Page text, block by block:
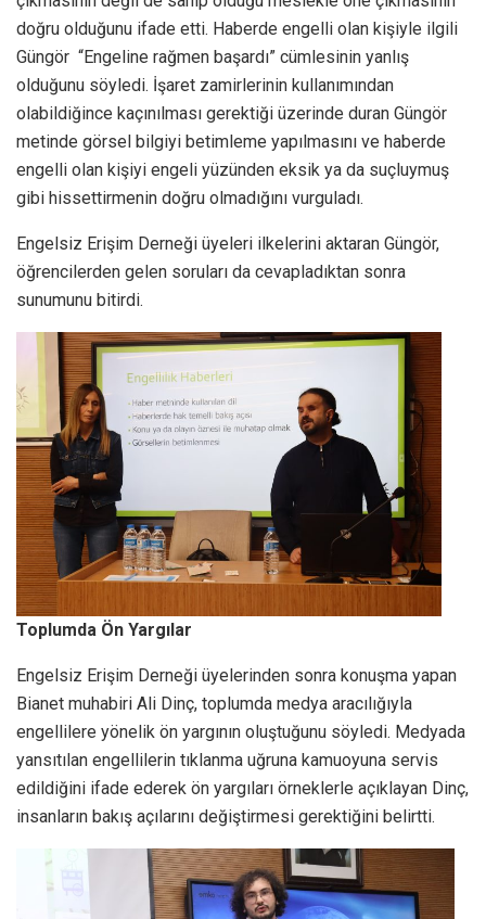
doğru olduğunu ifade etti. Haberde engelli olan kişiyle ilgili
Güngör “Engeline rağmen başardı” cümlesinin yanlış
olduğunu söyledi. İşaret zamirlerinin kullanımından
olabildiğince kaçınılması gerektiği üzerinde duran Güngör
metinde görsel bilgiyi betimleme yapılmasını ve haberde
engelli olan kişiyi engeli yüzünden eksik ya da suçluymuş
gibi hissettirmenin doğru olmadığını vurguladı.
Engelsiz Erişim Derneği üyeleri ilkelerini aktaran Güngör,
öğrencilerden gelen soruları da cevapladıktan sonra
sunumunu bitirdi.
Toplumda Ön Yargılar
Engelsiz Erişim Derneği üyelerinden sonra konuşma yapan
Bianet muhabiri Ali Dinç, toplumda medya aracılığıyla
engellilere yönelik ön yargının oluştuğunu söyledi. Medyada
yansıtılan engellilerin tıklanma uğruna kamuoyuna servis
edildiğini ifade ederek ön yargıları örneklerle açıklayan Dinç,
insanların bakış açılarını değiştirmesi gerektiğini belirtti.